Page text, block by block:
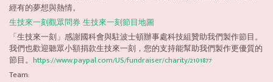
經有的夢想與熱情。
生技來一刻觀眾問券生技來一刻節目地圖
「生技來一刻」感謝國科會與駐波士頓辦事處科技組贊助我們製作節目。
我們也歡迎聽眾小額捐款生技來一刻，您的支持能幫助我們製作更優質的
節目。 https://www.paypal.com/US/fundraiser/charity/2101877
Team: